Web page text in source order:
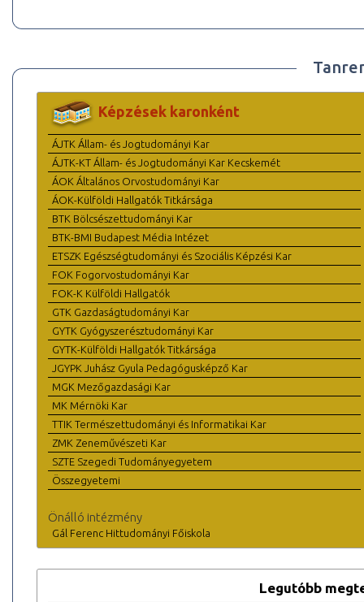
Képzések karonként
ÁJTK Állam- és Jogtudományi Kar
ÁJTK-KT Állam- és Jogtudományi Kar Kecskemét
ÁOK Általános Orvostudományi Kar
ÁOK-Külföldi Hallgatók Titkársága
BTK Bölcsészettudományi Kar
BTK-BMI Budapest Média Intézet
ETSZK Egészségtudományi és Szociális Képzési Kar
FOK Fogorvostudományi Kar
FOK-K Külföldi Hallgatók
GTK Gazdaságtudományi Kar
GYTK Gyógyszerésztudományi Kar
GYTK-Külföldi Hallgatók Titkársága
JGYPK Juhász Gyula Pedagógusképző Kar
MGK Mezőgazdasági Kar
MK Mérnöki Kar
TTIK Természettudományi és Informatikai Kar
ZMK Zeneművészeti Kar
SZTE Szegedi Tudományegyetem
Összegyetemi
Önálló intézmény
Gál Ferenc Hittudományi Főiskola
Legutóbb